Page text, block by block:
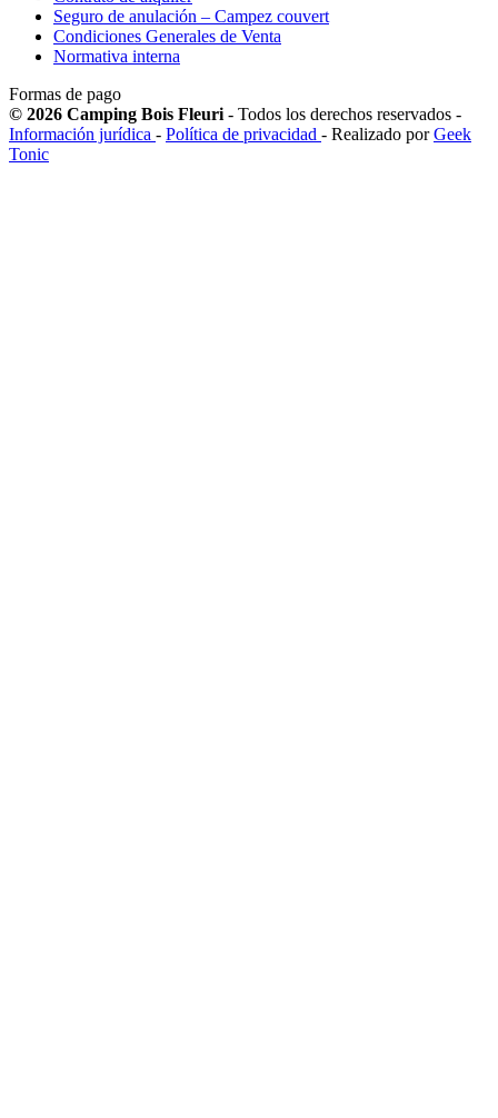
Seguro de anulación – Campez couvert
Condiciones Generales de Venta
Normativa interna
Formas de pago
© 2026 Camping Bois Fleuri- Todos los derechos reservados -
Información jurídica - Política de privacidad - Realizado porGeek
Tonic